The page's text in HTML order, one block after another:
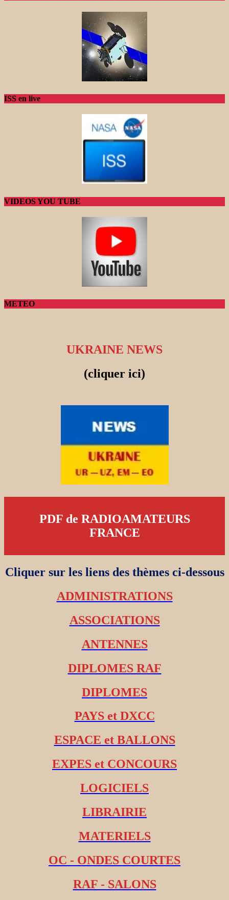
ISS en live
VIDEOS YOU TUBE
METEO
UKRAINE NEWS
(cliquer ici)
PDF de RADIOAMATEURS
FRANCE
Cliquer sur les liens des thèmes ci-dessous
ADMINISTRATIONS
ASSOCIATIONS
ANTENNES
DIPLOMES RAF
DIPLOMES
PAYS et DXCC
ESPACE et BALLONS
EXPES et CONCOURS
LOGICIELS
LIBRAIRIE
MATERIELS
OC - ONDES COURTES
RAF - SALONS